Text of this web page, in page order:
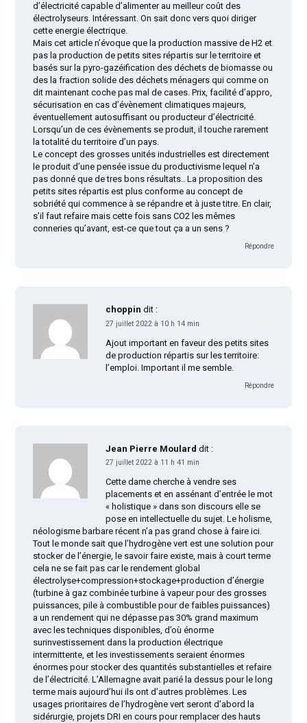
d’électricité capable d’alimenter au meilleur coût des
électrolyseurs. Intéressant. On sait donc vers quoi diriger
cette energie électrique.
Mais cet article n’évoque que la production massive de H2 et
pas la production de petits sites répartis sur le territoire et
basés sur la pyro-gazéification des déchets de biomasse ou
des la fraction solide des déchets ménagers qui comme on
dit maintenant coche pas mal de cases. Prix, facilité d’appro,
sécurisation en cas d’évènement climatiques majeurs,
éventuellement autosuffisant ou producteur d’électricité.
Lorsqu’un de ces évènements se produit, il touche rarement
la totalité du territoire d’un pays.
Le concept des grosses unités industrielles est directement
le produit d’une pensée issue du productivisme lequel n’a
pas donné que de tres bons résultats.. La proposition des
petits sites répartis est plus conforme au concept de
sobriété qui commence à se répandre et à juste titre. En clair,
s’il faut refaire mais cette fois sans CO2 les mêmes
conneries qu’avant, est-ce que tout ça a un sens ?
Répondre
choppin dit :
27 juillet 2022 à 10 h 14 min
Ajout important en faveur des petits sites
de production répartis sur les territoire:
l’emploi. Important il me semble.
Répondre
Jean Pierre Moulard dit :
27 juillet 2022 à 11 h 41 min
Cette dame cherche à vendre ses
placements et en assénant d’entrée le mot
« holistique » dans son discours elle se
pose en intellectuelle du sujet. Le holisme,
néologisme barbare récent n’a pas grand chose à faire ici.
Tout le monde sait que l’hydrogène vert est une solution pour
stocker de l’énergie, le savoir faire existe, mais à court terme
cela ne se fait pas car le rendement global
électrolyse+compression+stockage+production d’énergie
(turbine à gaz combinée turbine à vapeur pour des grosses
puissances, pile à combustible pour de faibles puissances)
a un rendement qui ne dépasse pas 30% grand maximum
avec les techniques disponibles, d’où énorme
surinvestissement dans la production électrique
intermittente, et les investissements seraient énormes
énormes pour stocker des quantités substantielles et refaire
de l’électricité. L’Allemagne avait parié la dessus pour le long
terme mais aujourd’hui ils ont d’autres problèmes. Les
usages prioritaires de l’hydrogène vert seront d’abord la
sidérurgie, projets DRI en cours pour remplacer des hauts